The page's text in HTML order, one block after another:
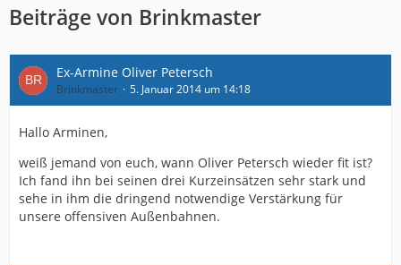
Beiträge von Brinkmaster
Ex-Armine Oliver Petersch
Brinkmaster 5. Januar 2014 um 14:18
Hallo Arminen,
weiß jemand von euch, wann Oliver Petersch wieder fit ist?
Ich fand ihn bei seinen drei Kurzeinsätzen sehr stark und
sehe in ihm die dringend notwendige Verstärkung für
unsere offensiven Außenbahnen.